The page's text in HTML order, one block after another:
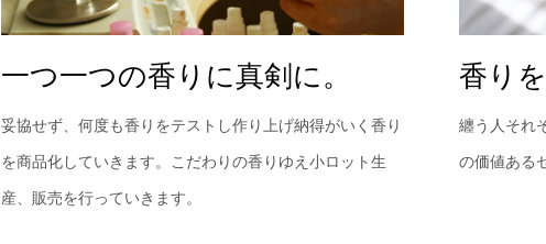
一つ一つの香りに真剣に。
妥協せず、何度も香りをテストし作り上げ納得がいく香り
を商品化していきます。こだわりの香りゆえ小ロット生
産、販売を行っていきます。
香り
纏う人それ
の価値ある